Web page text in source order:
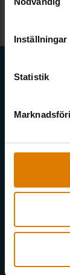
Inställningar
Statistik
Få
utskick.
Akademi,
Välj ämne